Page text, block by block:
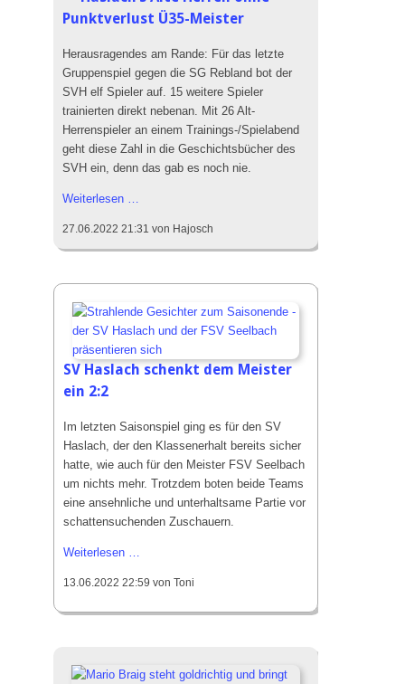
Das SVH Lied
Das SVH Mag und Team
SVH Legenden
Sponsoren
Mitgliedschaft
Satzung
SVH Jugendkonzept
Alte Herren
Schiedsrichter
Badminton
SVH Reisegruppe
Projekte
Stadionsanierung 2020
Kunstrasen 2010
Punktverlust Ü35-Meister
Herausragendes am Rande: Für das letzte
Gruppenspiel gegen die SG Rebland bot der
SVH elf Spieler auf. 15 weitere Spieler
trainierten direkt nebenan. Mit 26 Alt-
Herrenspieler an einem Trainings-/Spielabend
geht diese Zahl in die Geschichtsbücher des
SVH ein, denn das gab es noch nie.
Weiterlesen …
Herren
ohne
Meister
27.06.2022 21:31 von Hajosch
SV Haslach schenkt dem Meister
ein 2:2
Im letzten Saisonspiel ging es für den SV
Haslach, der den Klassenerhalt bereits sicher
hatte, wie auch für den Meister FSV Seelbach
um nichts mehr. Trotzdem boten beide Teams
eine ansehnliche und unterhaltsame Partie vor
schattensuchenden Zuschauern.
Weiterlesen …
schenkt
dem
13.06.2022 22:59 von Toni